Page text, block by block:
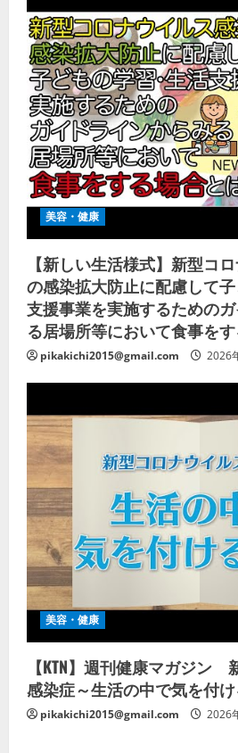
美容・健康
【新しい生活様式】新型コ
の感染拡大防止に配慮して
支援事業を実施するための
る居場所等において食事を
pikakichi2015@gmail.com 2026
美容・健康
【KTN】週刊健康マガジン
感染症～生活の中で気を付
pikakichi2015@gmail.com 2026